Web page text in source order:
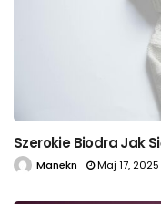
Szerokie Biodra Jak
Manekn Maj 17, 2025